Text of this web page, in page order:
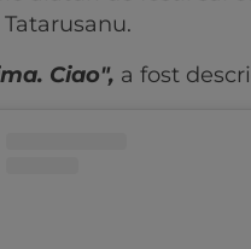
Ciao", a fost